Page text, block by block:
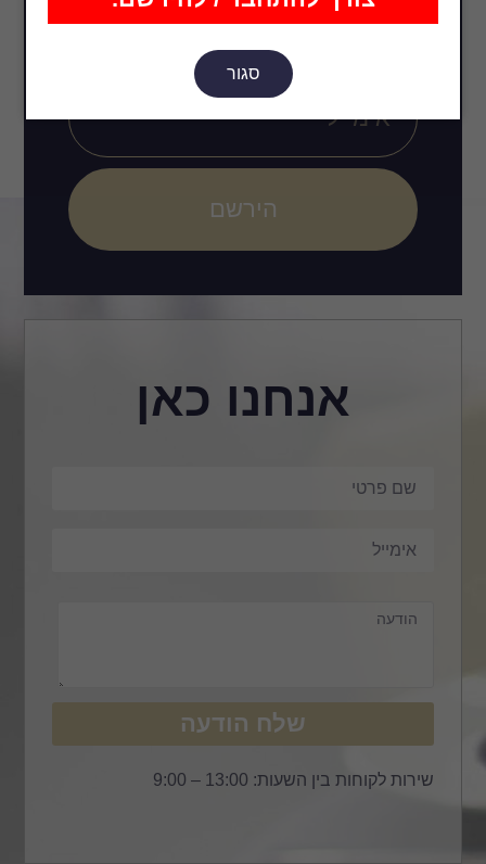
סגור
הירשם
אנחנו כאן
שלח הודעה
שירות לקוחות בין השעות: 13:00 – 9:00